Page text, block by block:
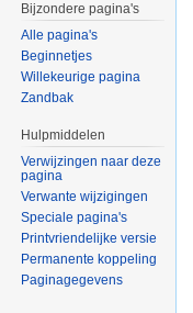
Bijzondere pagina's
Alle pagina's
Beginnetjes
Willekeurige pagina
Zandbak
Hulpmiddelen
Verwijzingen naar deze
pagina
Verwante wijzigingen
Speciale pagina's
Printvriendelijke versie
Permanente koppeling
Paginagegevens